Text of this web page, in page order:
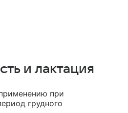
и лактация
при
грудного